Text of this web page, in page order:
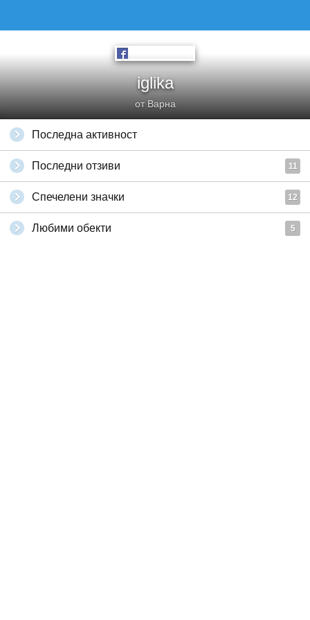
iglika
от Варна
Последна активност
Последни отзиви 11
Спечелени значки 12
Любими обекти 5